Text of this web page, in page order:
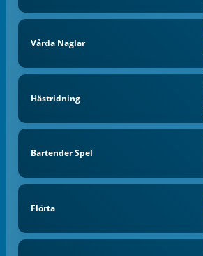
Vårda Naglar
Hästridning
Bartender Spel
Flörta